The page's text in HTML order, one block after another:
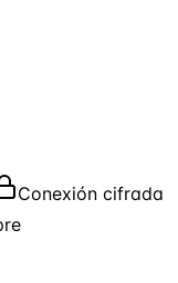
Conexión cifrada